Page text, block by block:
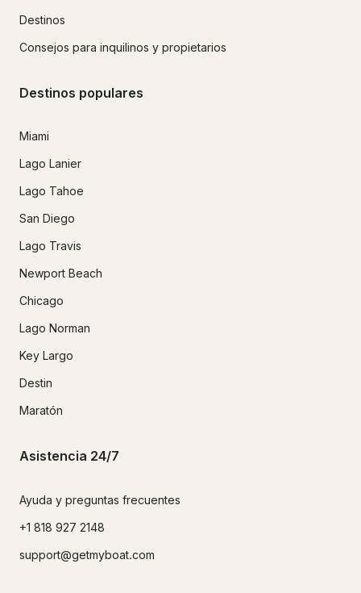
Destinos
Consejos para inquilinos y propietarios
Destinos populares
Miami
Lago Lanier
Lago Tahoe
San Diego
Lago Travis
Newport Beach
Chicago
Lago Norman
Key Largo
Destin
Maratón
Asistencia 24/7
Ayuda y preguntas frecuentes
+1 818 927 2148
support@getmyboat.com